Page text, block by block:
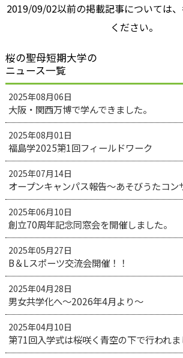
2019/09/02以前の掲載記事については
ください。
桜の聖母短期大学の
ニュース一覧
2025年08月06日
大阪・関西万博で学んできました。
2025年08月01日
福島学2025第1回フィールドワーク
2025年07月14日
オープンキャンパス報告～あそびうたコン
2025年06月10日
創立70周年記念同窓会を開催しました。
2025年05月27日
B＆Lスポーツ交流会開催！！
2025年04月28日
男女共学化へ～2026年4月より～
2025年04月10日
第71回入学式は桜咲く青空の下で行われま